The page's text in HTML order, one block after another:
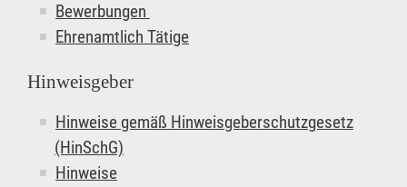
Bewerbungen
Ehrenamtlich Tätige
Hinweisgeber
Hinweise gemäß Hinweisgeberschutzgesetz
(HinSchG)
Hinweise